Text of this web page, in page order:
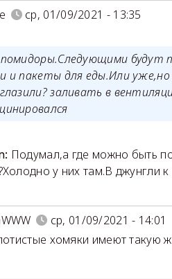
ср, 01/09/2021 - 13:35
будут
и пакеты для еды.Или
заливать в
Подумал,а где можно быть
у них там.В джунгли
ср, 01/09/2021 - 14:01
хомяки имеют такую